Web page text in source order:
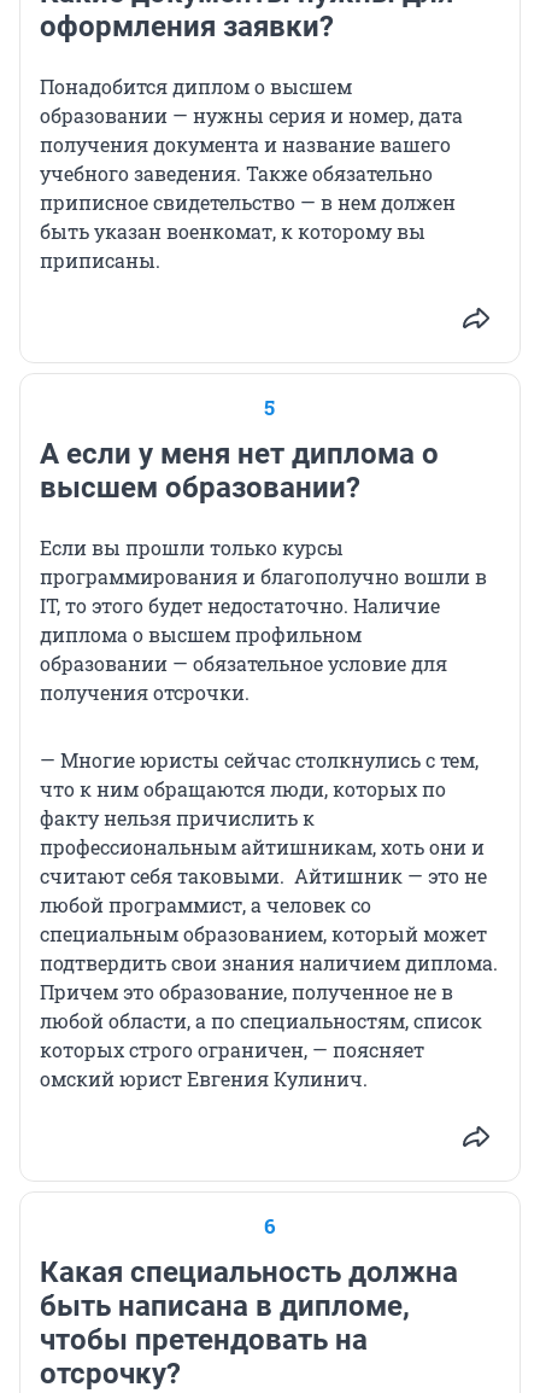
оформления заявки?
Понадобится диплом о высшем
образовании — нужны серия и номер, дата
получения документа и название вашего
учебного заведения. Также обязательно
приписное свидетельство — в нем должен
быть указан военкомат, к которому вы
приписаны.
5
А если у меня нет диплома о
высшем образовании?
Если вы прошли только курсы
программирования и благополучно вошли в
IT, то этого будет недостаточно. Наличие
диплома о высшем профильном
образовании — обязательное условие для
получения отсрочки.
— Многие юристы сейчас столкнулись с тем,
что к ним обращаются люди, которых по
факту нельзя причислить к
профессиональным айтишникам, хоть они и
считают себя таковыми. Айтишник — это не
любой программист, а человек со
специальным образованием, который может
подтвердить свои знания наличием диплома.
Причем это образование, полученное не в
любой области, а по специальностям, список
которых строго ограничен, — поясняет
омский юрист Евгения Кулинич.
6
Какая специальность должна
быть написана в дипломе,
чтобы претендовать на
отсрочку?